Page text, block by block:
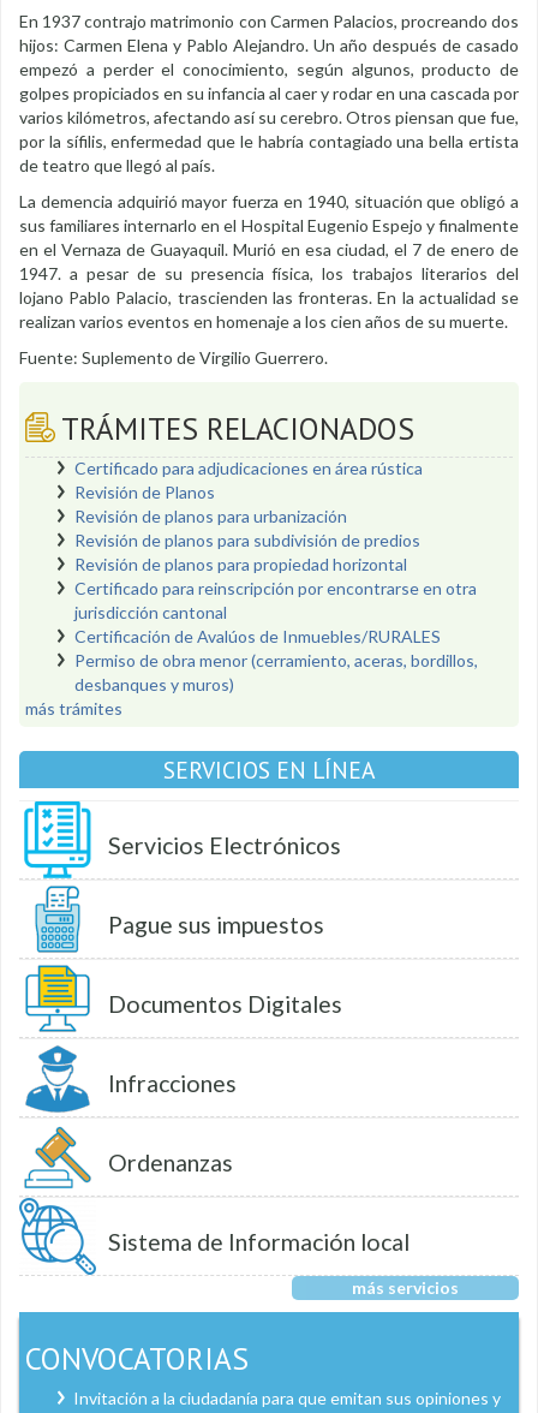
En 1937 contrajo matrimonio con Carmen Palacios, procreando dos
hijos: Carmen Elena y Pablo Alejandro. Un año después de casado
empezó a perder el conocimiento, según algunos, producto de
golpes propiciados en su infancia al caer y rodar en una cascada por
varios kilómetros, afectando así su cerebro. Otros piensan que fue,
por la sífilis, enfermedad que le habría contagiado una bella ertista
de teatro que llegó al país.
La demencia adquirió mayor fuerza en 1940, situación que obligó a
sus familiares internarlo en el Hospital Eugenio Espejo y finalmente
en el Vernaza de Guayaquil. Murió en esa ciudad, el 7 de enero de
1947. a pesar de su presencia física, los trabajos literarios del
lojano Pablo Palacio, trascienden las fronteras. En la actualidad se
realizan varios eventos en homenaje a los cien años de su muerte.
Fuente: Suplemento de Virgilio Guerrero.
TRÁMITES RELACIONADOS
Certificado para adjudicaciones en área rústica
Revisión de Planos
Revisión de planos para urbanización
Revisión de planos para subdivisión de predios
Revisión de planos para propiedad horizontal
Certificado para reinscripción por encontrarse en otra
jurisdicción cantonal
Certificación de Avalúos de Inmuebles/RURALES
Permiso de obra menor (cerramiento, aceras, bordillos,
desbanques y muros)
más trámites
SERVICIOS EN LÍNEA
Servicios Electrónicos
Pague sus impuestos
Documentos Digitales
Infracciones
Ordenanzas
Sistema de Información local
más servicios
CONVOCATORIAS
Invitación a la ciudadanía para que emitan sus opiniones y